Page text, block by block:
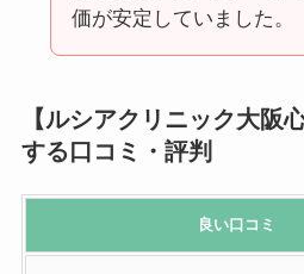
価が安定していました。
【ルシアクリニック大阪
する口コミ ・評判
良い口コミ